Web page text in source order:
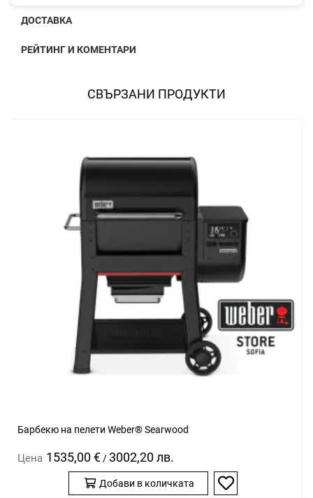
ДОСТАВКА
РЕЙТИНГ И КОМЕНТАРИ
СВЪРЗАНИ ПРОДУКТИ
Барбекю на пелети Weber® Searwood
Цена 1535,00 € / 3002,20 лв.
Добави в количката
Добави